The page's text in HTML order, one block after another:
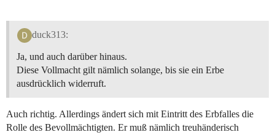
duck313:
Ja, und auch darüber hinaus.
Diese Vollmacht gilt nämlich solange, bis sie ein Erbe
ausdrücklich widerruft.
Auch richtig. Allerdings ändert sich mit Eintritt des Erbfalles die
Rolle des Bevollmächtigten. Er muß nämlich treuhänderisch